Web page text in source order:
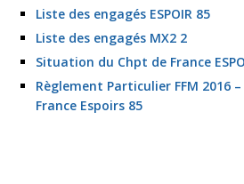
Liste des engagés ESPOIR 85
Liste des engagés MX2 2
Situation du Chpt de France
Règlement Particulier FFM 2016
France Espoirs 85